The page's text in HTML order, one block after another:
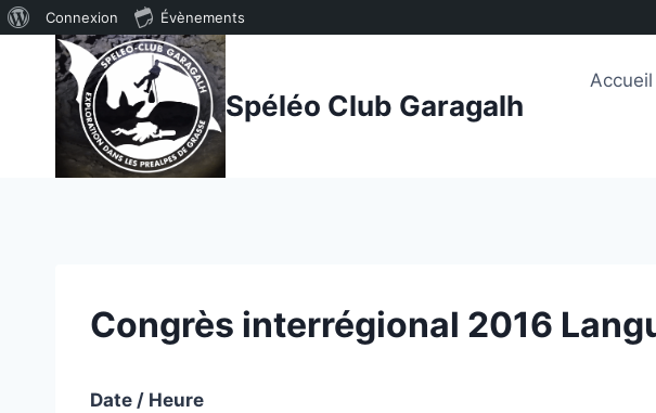
propos
WordPress
Connexion Évènements
contenu
Spéléo Club Garagalh
Accueil
Congrès interrégional 2016
Date / Heure